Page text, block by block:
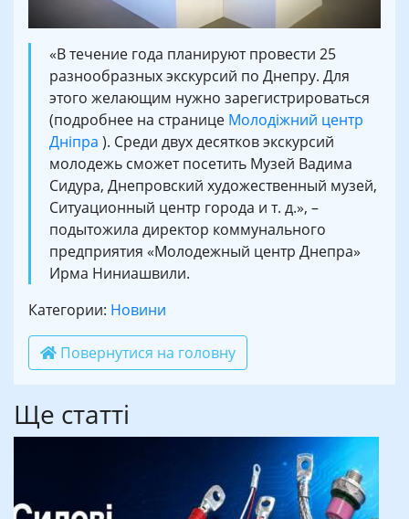
«В течение года планируют провести 25
разнообразных экскурсий по Днепру. Для
этого желающим нужно зарегистрироваться
(подробнее на странице Молодіжний центр
Дніпра ). Среди двух десятков экскурсий
молодежь сможет посетить Музей Вадима
Сидура, Днепровский художественный музей,
Ситуационный центр города и т. д.», –
подытожила директор коммунального
предприятия «Молодежный центр Днепра»
Ирма Ниниашвили.
Категории: Новини
Повернутися на головну
Ще статті